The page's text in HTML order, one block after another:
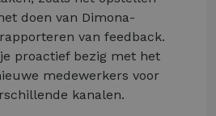
doen van Dimona-
van feedback.
proactief bezig met het
medewerkers voor
kanalen.